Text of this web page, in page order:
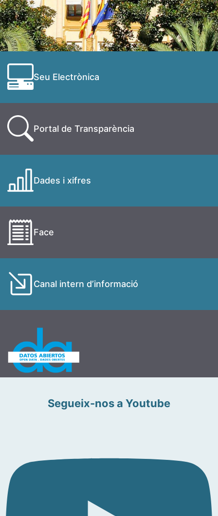
Seu Electrònica
Portal de Transparència
Dades i xifres
Face
Canal intern d’informació
Segueix-nos a Youtube